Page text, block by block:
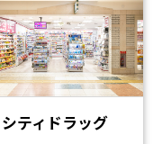
シティドラッグ